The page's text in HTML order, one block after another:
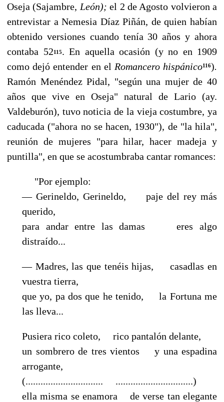
Oseja (Sajambre, León);el 2 de Agosto volvieron a
entrevistar a Nemesia Díaz Piñán, de quien habían
obtenido versiones cuando tenía 30 años y ahora
contaba 52115. En aquella ocasión (y no en 1909
como dejó entender en el Romancero hispánico116).
Ramón Menéndez Pidal, "según una mujer de 40
años que vive en Oseja" natural de Lario (ay.
Valdeburón), tuvo noticia de la vieja costumbre, ya
caducada ("ahora no se hacen, 1930"), de "la hila",
reunión de mujeres "para hilar, hacer madeja y
puntilla", en que se acostumbraba cantar romances:
"Por ejemplo:
— Gerineldo, Gerineldo, paje del rey más
querido,
para andar entre las damas eres algo
distraído...
— Madres, las que tenéis hijas, casadlas en
vuestra tierra,
que yo, pa dos que he tenido, la Fortuna me
las lleva...
Pusiera rico coleto, rico pantalón delante,
un sombrero de tres vientos y una espadina
arrogante,
(............................... ...............................)
ella misma se enamora de verse tan elegante